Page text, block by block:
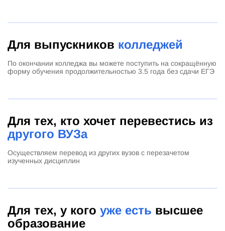
Для выпускников колледжей
По окончании колледжа вы можете поступить на сокращённую
форму обучения продолжительностью 3.5 года без сдачи ЕГЭ
Для тех, кто хочет перевестись из
другого ВУЗа
Осуществляем перевод из других вузов с перезачетом
изученных дисциплин
Для тех, у кого уже есть высшее
образование